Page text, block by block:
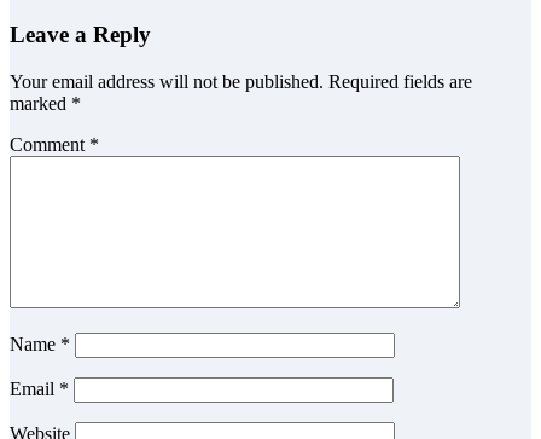
Leave a Reply
Your email address will not be published. Required fields are
marked *
Comment *
Name *
Email *
Website